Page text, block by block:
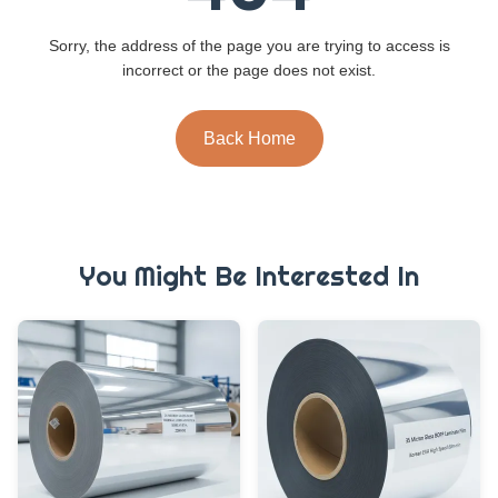
Sorry, the address of the page you are trying to access is
incorrect or the page does not exist.
Back Home
You Might Be Interested In